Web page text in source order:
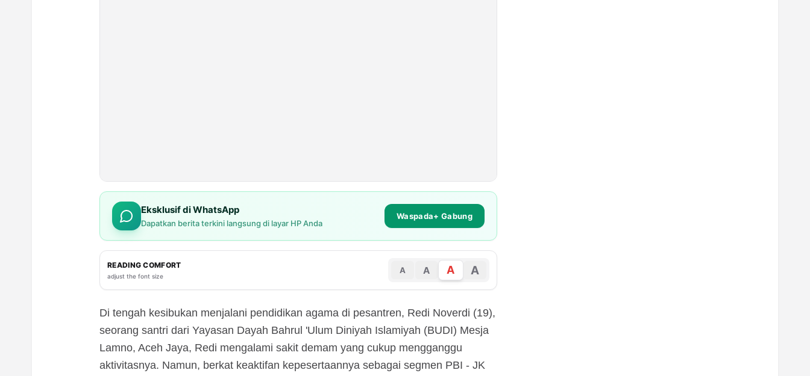
Eksklusif di WhatsApp
Dapatkan berita terkini langsung di layar HP Anda
Waspada+ Gabung
READING COMFORT
adjust the font size
A A A A
Di tengah kesibukan menjalani pendidikan agama di pesantren, Redi Noverdi (19),
seorang santri dari Yayasan Dayah Bahrul 'Ulum Diniyah Islamiyah (BUDI) Mesja
Lamno, Aceh Jaya, Redi mengalami sakit demam yang cukup mengganggu
aktivitasnya. Namun, berkat keaktifan kepesertaannya sebagai segmen PBI - JK